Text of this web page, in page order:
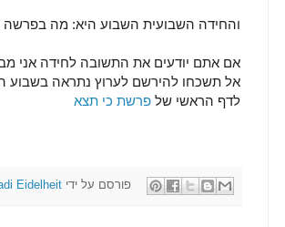
והחידה השבועית השבוע היא: מה בפרשה
אם אתם יודעים את התשובה לחידה אני
אל תשכחו להירשם לערוץ נתראה בשבוע
לדף הראשי של פרשת כי תצא
פורסם על ידי Eidelheit